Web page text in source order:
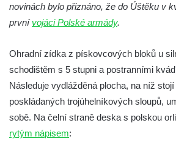
Hrob Ludvíka Tůmy na hřbitově ve
Hrob Josefa Havla na hřbitově ve
Pomník obětem 2. světové války na
u kostela svatého Václava ve Velešíně
Pamětní deska 240 MILES TO
pomníku obětem válek na náměstí J. V.
Kamarýta ve Velešíně
Pomník obětem 1. a 2. světové války na
novinách bylo přiznáno, že do Úštěku v
první vojáci Polské armády.
Ohradní zídka z pískovcových bloků u
schodištěm s 5 stupni a postranními
Následuje vydlážděná plocha, na níž
poskládaných trojúhelníkových sloupů,
sobě. Na čelní straně deska s polskou
rytým nápisem: